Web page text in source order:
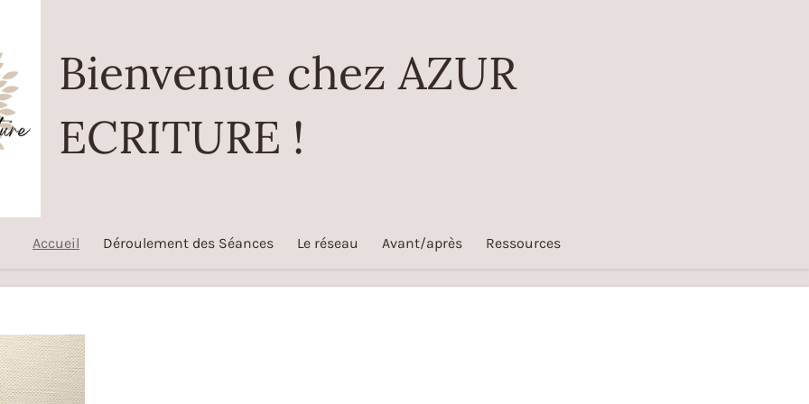
Bienvenue chez AZUR
ECRITURE !
Accueil Déroulement des Séances Le réseau Avant/après Ressources